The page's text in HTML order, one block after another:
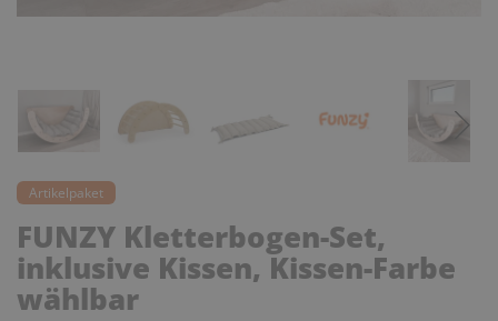
Artikelpaket
FUNZY Kletterbogen-Set,
inklusive Kissen, Kissen-Farbe
wählbar